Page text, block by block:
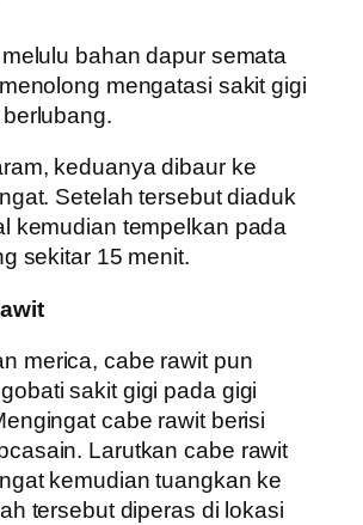
bahan dapur semata
mengatasi sakit gigi
keduanya dibaur ke
Setelah tersebut diaduk
kemudian tempelkan pada
sekitar 15 menit.
merica, cabe rawit pun
sakit gigi pada gigi
cabe rawit berisi
Larutkan cabe rawit
kemudian tuangkan ke
tersebut diperas di lokasi